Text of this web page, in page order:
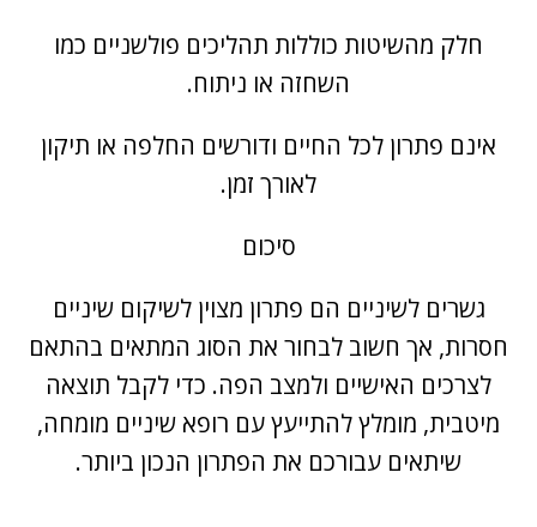
חלק מהשיטות כוללות תהליכים פולשניים כמו
השחזה או ניתוח.
אינם פתרון לכל החיים ודורשים החלפה או תיקון
לאורך זמן.
סיכום
גשרים לשיניים הם פתרון מצוין לשיקום שיניים
חסרות, אך חשוב לבחור את הסוג המתאים בהתאם
לצרכים האישיים ולמצב הפה. כדי לקבל תוצאה
מיטבית, מומלץ להתייעץ עם רופא שיניים מומחה,
שיתאים עבורכם את הפתרון הנכון ביותר.